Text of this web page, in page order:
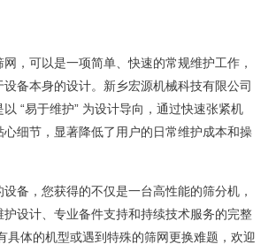
，可以是一项简单、快速的常规维护工作，
备本身的设计。新乡宏源机械科技有限公司
“易于维护” 为设计导向，通过快速张紧机
细节，显著降低了用户的日常维护成本和操
备，您获得的不仅是一台高性能的筛分机，
设计、专业备件支持和持续技术服务的完整
具体的机型或遇到特殊的筛网更换难题，欢迎